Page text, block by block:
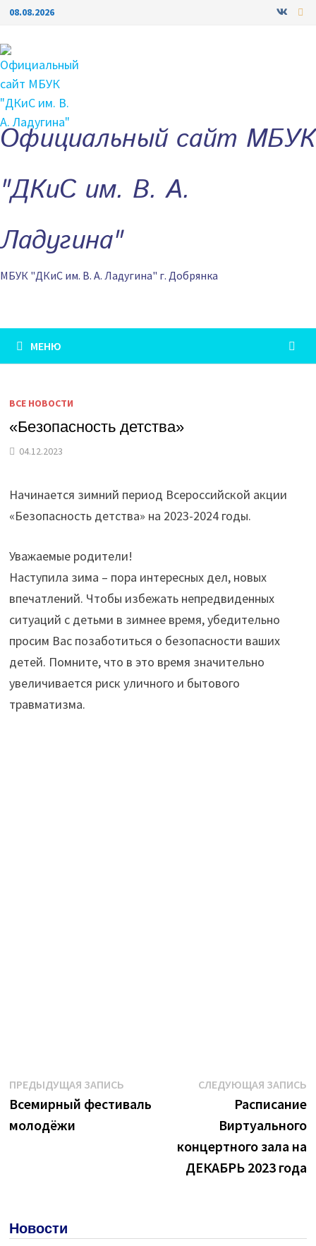
Перейти
содержимому
08.08.2026
Официальный сайт МБУК
"ДКиС им. В. А.
Ладугина"
МБУК "ДКиС им. В. А. Ладугина" г. Добрянка
МЕНЮ
ВСЕ НОВОСТИ
«Безопасность детства»
04.12.2023
Начинается зимний период Всероссийской акции
«Безопасность детства» на 2023-2024 годы.
Уважаемые родители!
Наступила зима – пора интересных дел, новых
впечатлений. Чтобы избежать непредвиденных
ситуаций с детьми в зимнее время, убедительно
просим Вас позаботиться о безопасности ваших
детей. Помните, что в это время значительно
увеличивается риск уличного и бытового
травматизма.
Навигация
по
записям
ПРЕДЫДУЩАЯ ЗАПИСЬПредыдущая
запись:
Всемирный фестиваль
молодёжи
СЛЕДУЮЩАЯ ЗАПИСЬ
Расписание
Виртуального
концертного зала на
ДЕКАБРЬ 2023 года
Новости